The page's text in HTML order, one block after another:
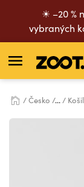
☀ –20 %
vybraných
Česko ...